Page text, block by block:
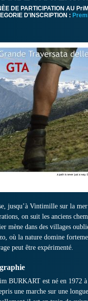
DE PARTICIPATION AU
D'INSCRIPTION :
jusqu’à Vintimille sur la
on suit les anciens
mène dans des villages
où la nature domine
peut être expérimenté.
BURKART est né en 1972
une marche sur une